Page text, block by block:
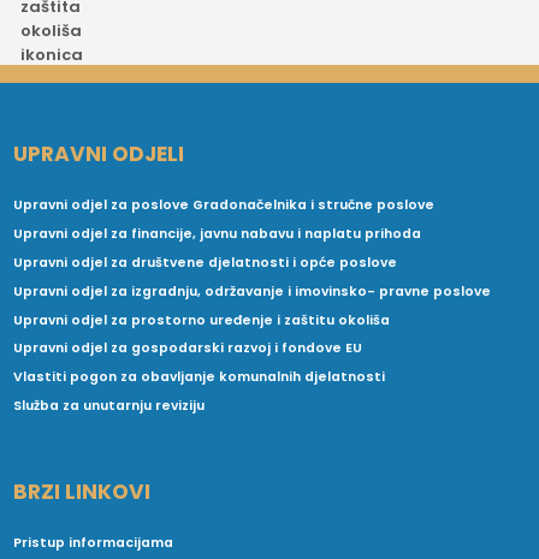
UPRAVNI ODJELI
Upravni odjel za poslove Gradonačelnika i stručne poslove
Upravni odjel za financije, javnu nabavu i naplatu prihoda
Upravni odjel za društvene djelatnosti i opće poslove
Upravni odjel za izgradnju, održavanje i imovinsko- pravne poslove
Upravni odjel za prostorno uređenje i zaštitu okoliša
Upravni odjel za gospodarski razvoj i fondove EU
Vlastiti pogon za obavljanje komunalnih djelatnosti
Služba za unutarnju reviziju
BRZI LINKOVI
Pristup informacijama